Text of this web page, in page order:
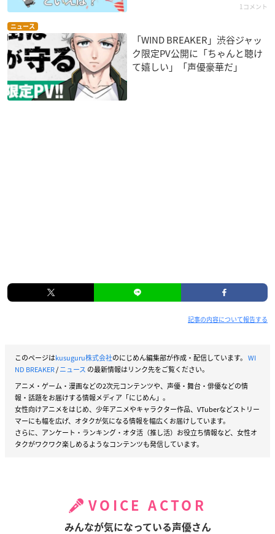
1コメント
ニュース
「WIND BREAKER」渋谷ジャッ
ク限定PV公開に「ちゃんと聴け
て嬉しい」「声優豪華だ」
記事の内容について報告する
このページはkusuguru株式会社のにじめん編集部が作成・配信しています。 WI
ND BREAKER/ニュース の最新情報はリンク先をご覧ください。
アニメ・ゲーム・漫画などの2次元コンテンツや、声優・舞台・俳優などの情
報・話題をお届けする情報メディア「にじめん」。
女性向けアニメをはじめ、少年アニメやキャラクター作品、VTuberなどストリー
マーにも幅を広げ、オタクが気になる情報を幅広くお届けしています。
さらに、アンケート・ランキング・オタ活（推し活）お役立ち情報など、女性オ
タクがワクワク楽しめるようなコンテンツも発信しています。
VOICE ACTOR
みんなが気になっている声優さん